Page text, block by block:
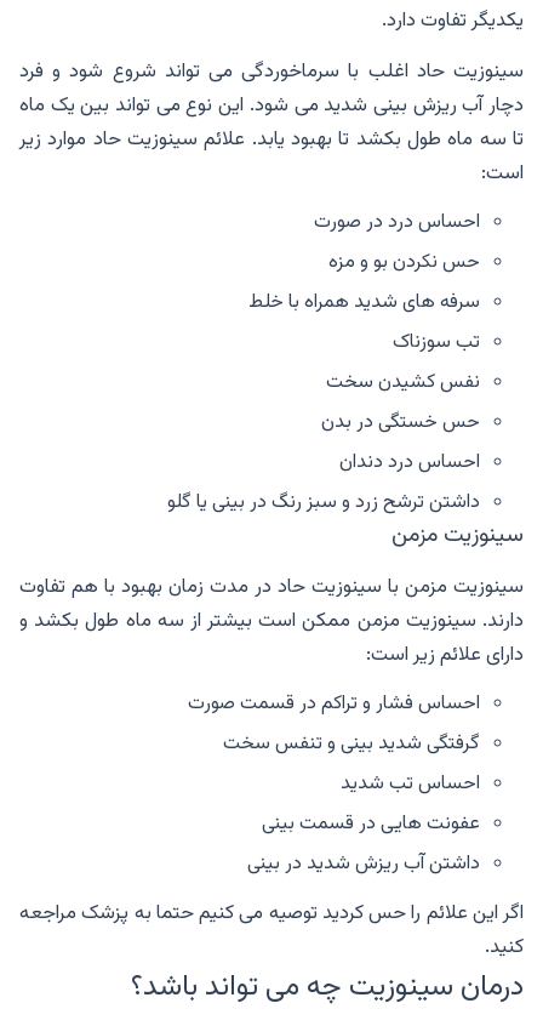
یکدیگر تفاوت دارد.
سینوزیت حاد اغلب با سرماخوردگی می تواند شروع شود و فرد
دچار آب ریزش بینی شدید می شود. این نوع می تواند بین یک ماه
تا سه ماه طول بکشد تا بهبود یابد. علائم سینوزیت حاد موارد زیر
است:
احساس درد در صورت
حس نکردن بو و مزه
سرفه های شدید همراه با خلط
تب سوزناک
نفس کشیدن سخت
حس خستگی در بدن
احساس درد دندان
داشتن ترشح زرد و سبز رنگ در بینی یا گلو
سینوزیت مزمن
سینوزیت مزمن با سینوزیت حاد در مدت زمان بهبود با هم تفاوت
دارند. سینوزیت مزمن ممکن است بیشتر از سه ماه طول بکشد و
دارای علائم زیر است:
احساس فشار و تراکم در قسمت صورت
گرفتگی شدید بینی و تنفس سخت
احساس تب شدید
عفونت هایی در قسمت بینی
داشتن آب ریزش شدید در بینی
اگر این علائم را حس کردید توصیه می کنیم حتما به پزشک مراجعه
کنید.
درمان سینوزیت چه می تواند باشد؟